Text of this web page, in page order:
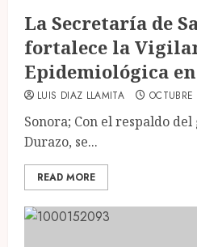
La Secretaría de
fortalece la
Epidemiológica
LUIS DIAZ LLAMITA
Sonora; Con el respaldo
Durazo, se...
READ MORE